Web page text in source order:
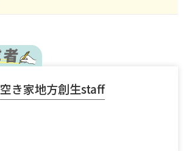
空き家地方創生staff